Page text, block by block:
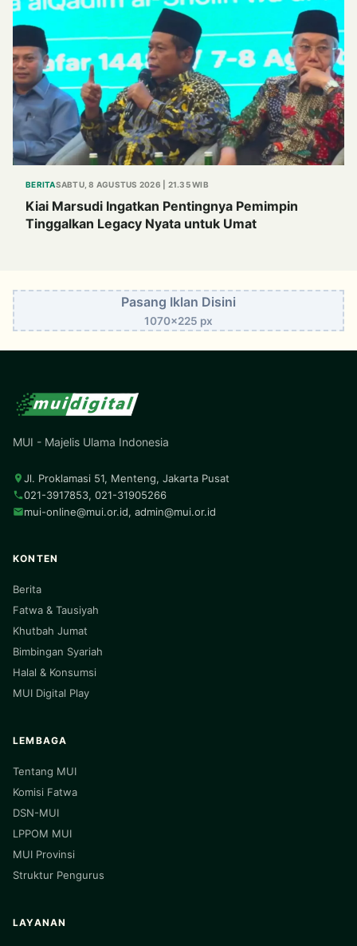
BERITASABTU, 8 AGUSTUS 2026 | 21.35 WIB
Kiai Marsudi Ingatkan Pentingnya Pemimpin
Tinggalkan Legacy Nyata untuk Umat
Pasang Iklan Disini
1070x225 px
MUI - Majelis Ulama Indonesia
Jl. Proklamasi 51, Menteng, Jakarta Pusat
021-3917853, 021-31905266
mui-online@mui.or.id, admin@mui.or.id
KONTEN
Berita
Fatwa & Tausiyah
Khutbah Jumat
Bimbingan Syariah
Halal & Konsumsi
MUI Digital Play
LEMBAGA
Tentang MUI
Komisi Fatwa
DSN-MUI
LPPOM MUI
MUI Provinsi
Struktur Pengurus
LAYANAN